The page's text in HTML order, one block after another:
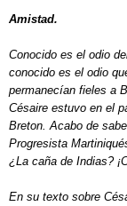
Amistad.
Conocido es el odio
conocido es el odio
permanecían fieles a
Césaire estuvo en el
Breton. Acabo de
Progresista
¿La caña de Indias?
En su texto sobre